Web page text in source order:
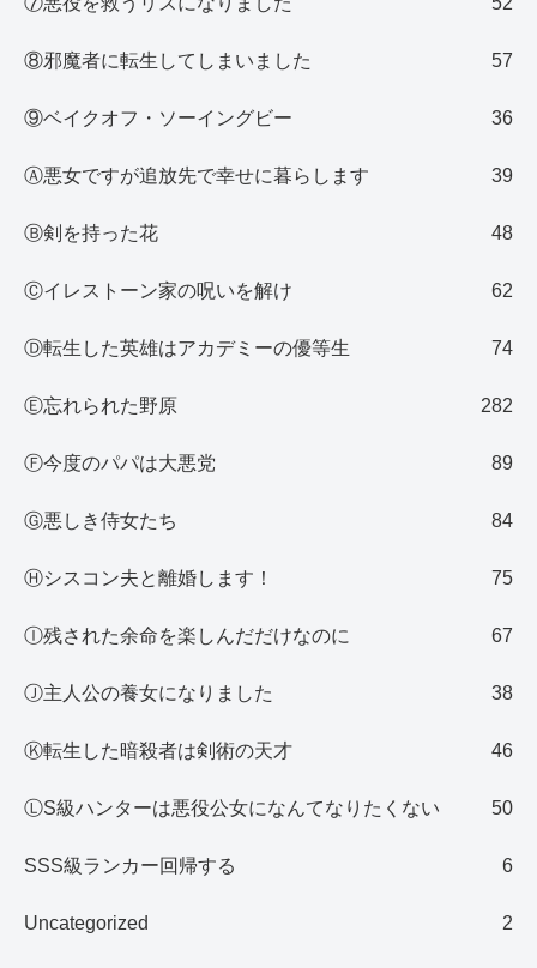
⑧邪魔者に転生してしまいました 57
⑨ベイクオフ・ソーイングビー 36
Ⓐ悪女ですが追放先で幸せに暮らします 39
Ⓑ剣を持った花 48
Ⓒイレストーン家の呪いを解け 62
Ⓓ転生した英雄はアカデミーの優等生 74
Ⓔ忘れられた野原 282
Ⓕ今度のパパは大悪党 89
Ⓖ悪しき侍女たち 84
Ⓗシスコン夫と離婚します！ 75
Ⓘ残された余命を楽しんだだけなのに 67
Ⓙ主人公の養女になりました 38
Ⓚ転生した暗殺者は剣術の天才 46
ⓁS級ハンターは悪役公女になんてなりたくない 50
SSS級ランカー回帰する 6
Uncategorized 2